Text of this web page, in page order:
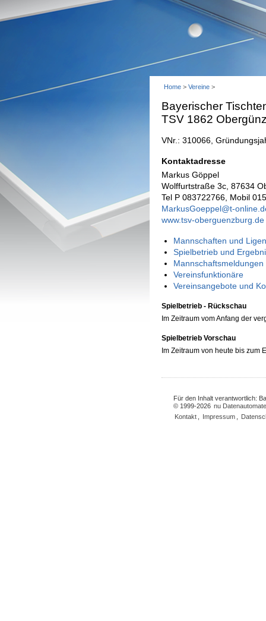
Home > Vereine >
Bayerischer
TSV 1862
VNr.: 310066,
Kontaktadresse
Markus Göppel
Wolffurtstraße 3c, 87634
Tel P 083722766, Mobil
MarkusGoeppel@t-
www.tsv-oberguenzburg.de
Mannschaften und
Spielbetrieb und
Vereinsfunktionäre
Vereinsangebote und
Spielbetrieb - Rückschau
Im Zeitraum vom Anfang der
Spielbetrieb Vorschau
Im Zeitraum von heute bis zum
Für den Inhalt verantwortlich:
© 1999-2026 nu
Kontakt
Impressum